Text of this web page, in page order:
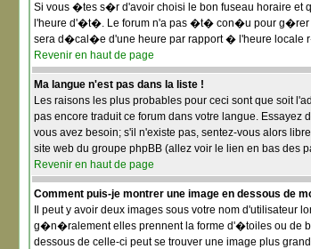
Si vous �tes s�r d'avoir choisi le bon fuseau horaire
l'heure d'�t�. Le forum n'a pas �t� con�u pour g�rer
sera d�cal�e d'une heure par rapport � l'heure locale
Revenir en haut de page
Ma langue n'est pas dans la liste !
Les raisons les plus probables pour ceci sont que soit
pas encore traduit ce forum dans votre langue.
vous avez besoin; s'il n'existe pas, sentez-vous alors
site web du groupe phpBB (allez voir le lien en bas des
Revenir en haut de page
Comment puis-je montrer une image en dessous de
Il peut y avoir deux images sous votre nom
g�n�ralement elles prennent la forme d'�toiles ou de
dessous de celle-ci peut se trouver une image plus